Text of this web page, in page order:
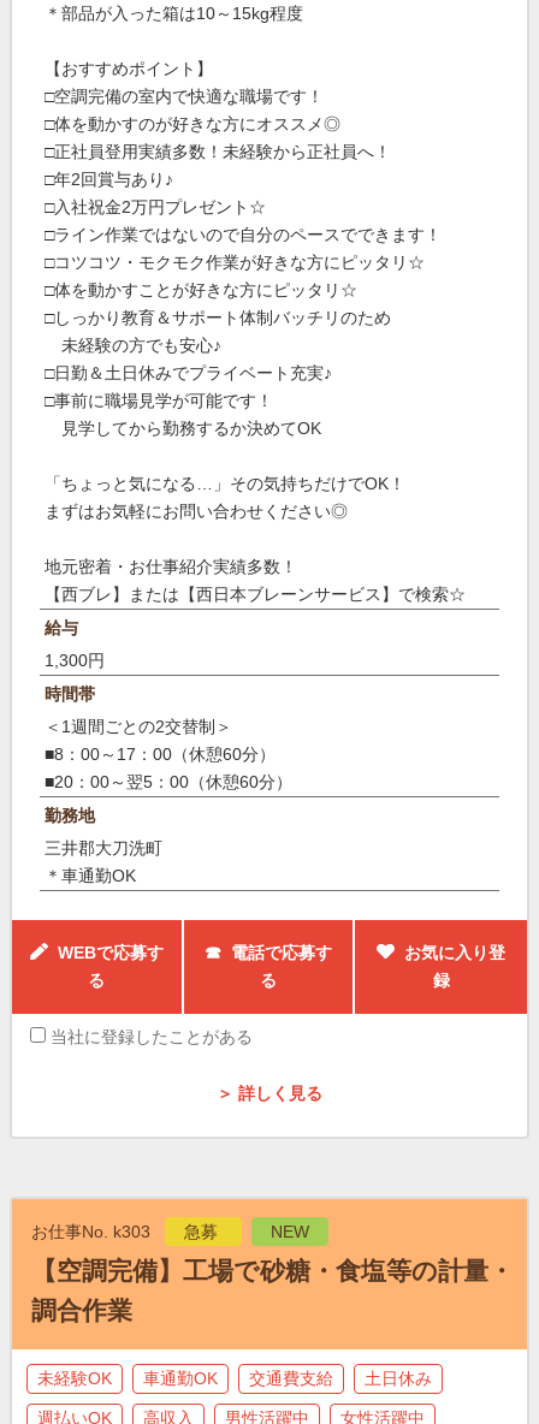
＊部品が入った箱は10～15kg程度
【おすすめポイント】
□空調完備の室内で快適な職場です！
□体を動かすのが好きな方にオススメ◎
□正社員登用実績多数！未経験から正社員へ！
□年2回賞与あり♪
□入社祝金2万円プレゼント☆
□ライン作業ではないので自分のペースでできます！
□コツコツ・モクモク作業が好きな方にピッタリ☆
□体を動かすことが好きな方にピッタリ☆
□しっかり教育＆サポート体制バッチリのため
未経験の方でも安心♪
□日勤＆土日休みでプライベート充実♪
□事前に職場見学が可能です！
見学してから勤務するか決めてOK
「ちょっと気になる…」その気持ちだけでOK！
まずはお気軽にお問い合わせください◎
地元密着・お仕事紹介実績多数！
【西ブレ】または【西日本ブレーンサービス】で検索☆
給与
1,300円
時間帯
＜1週間ごとの2交替制＞
■8：00～17：00（休憩60分）
■20：00～翌5：00（休憩60分）
勤務地
三井郡大刀洗町
＊車通勤OK
WEBで応募す
る
☎ 電話で応募す
る
お気に入り登
録
当社に登録したことがある
＞ 詳しく見る
お仕事No. k303 急募 NEW
【空調完備】工場で砂糖・食塩等の計量・
調合作業
未経験OK 車通勤OK 交通費支給 土日休み
週払いOK 高収入 男性活躍中 女性活躍中